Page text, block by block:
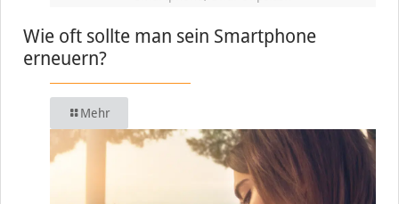
Wie oft sollte man sein Smartphone
erneuern?
Mehr